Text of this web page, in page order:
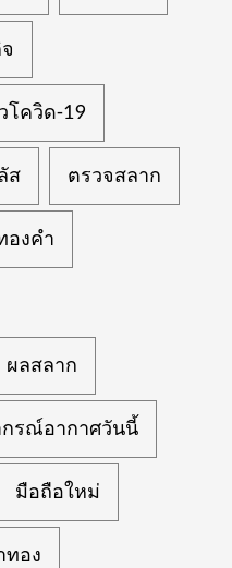
โควิด-19
ส ตรวจสลาก
องคำ
ผลสลาก
รณ์อากาศวันนี้
มือถือใหม่
ทอง